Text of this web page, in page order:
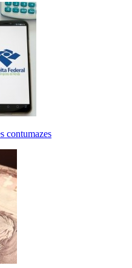
contumazes